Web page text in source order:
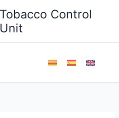
Tobacco Control
Unit